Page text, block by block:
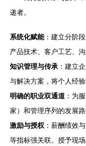
递者。
系统化赋能：建立分阶
产品技术、客户工艺、
知识管理与传承：建立
与解决方案，将个人经验
明确的职业双通道 ：为
家）和管理序列的发展
激励与授权 ：薪酬绩效
等指标强关联。授予现